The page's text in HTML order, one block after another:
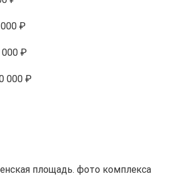
₽
₽
000 ₽